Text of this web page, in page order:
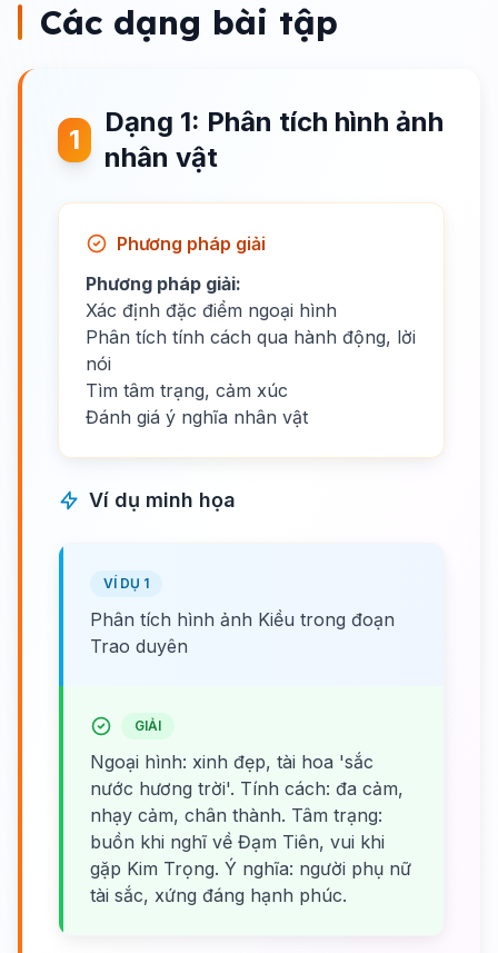
Các dạng bài tập
1
Dạng 1: Phân tích hình ảnh
nhân vật
Phương pháp giải
Phương pháp giải:
Xác định đặc điểm ngoại hình
Phân tích tính cách qua hành động, lời
nói
Tìm tâm trạng, cảm xúc
Đánh giá ý nghĩa nhân vật
Ví dụ minh họa
VÍ DỤ 1
Phân tích hình ảnh Kiều trong đoạn
Trao duyên
GIẢI
Ngoại hình: xinh đẹp, tài hoa 'sắc
nước hương trời'. Tính cách: đa cảm,
nhạy cảm, chân thành. Tâm trạng:
buồn khi nghĩ về Đạm Tiên, vui khi
gặp Kim Trọng. Ý nghĩa: người phụ nữ
tài sắc, xứng đáng hạnh phúc.